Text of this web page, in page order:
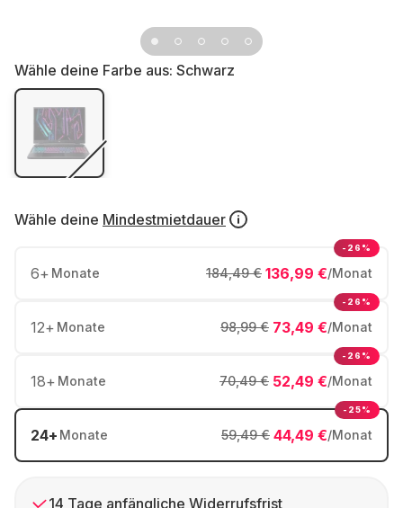
Wähle deine Farbe aus: Schwarz
Wähle deine Mindestmietdauer
6+ Monate 136,99 €/Monat
184,49 €
-26%
12+ Monate 73,49 €/Monat
98,99 €
-26%
18+ Monate 52,49 €/Monat
70,49 €
-26%
24+ Monate 44,49 €/Monat
59,49 €
-25%
14 Tage anfängliche Widerrufsfrist